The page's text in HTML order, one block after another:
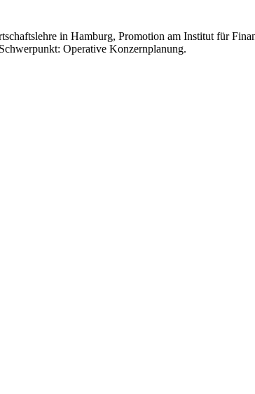
in Hamburg, Promotion am Institut für
Operative Konzernplanung.